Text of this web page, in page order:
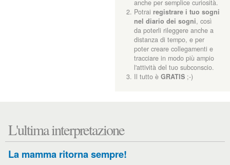
anche per semplice curiosità.
Potrai registrare i tuo sogni
nel diario dei sogni, così
da poterli rileggere anche a
distanza di tempo, e per
poter creare collegamenti e
tracciare in modo più ampio
l'attività del tuo subconscio.
Il tutto è GRATIS ;-)
L'ultima interpretazione
La mamma ritorna sempre!